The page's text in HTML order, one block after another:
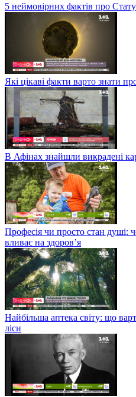
5 неймовірних фактів про
Які цікаві факти варто знати
В Афінах знайшли викрадені
Професія чи просто стан душі:
вливає на здоров’я
Найбільша аптека світу: що
ліси